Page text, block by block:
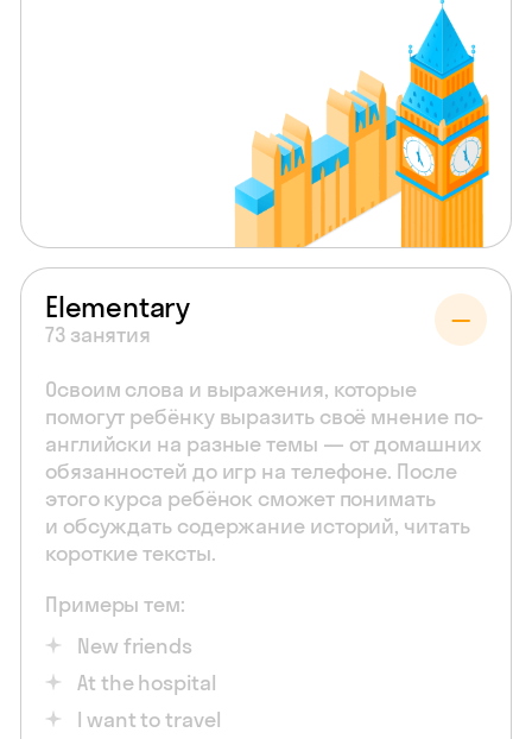
Elementary
73 занятия
Освоим слова и выражения, которые
помогут ребёнку выразить своё мнение по-
английски на разные темы — от домашних
обязанностей до игр на телефоне. После
этого курса ребёнок сможет понимать
и обсуждать содержание историй, читать
короткие тексты.
Примеры тем:
New friends
At the hospital
I want to travel